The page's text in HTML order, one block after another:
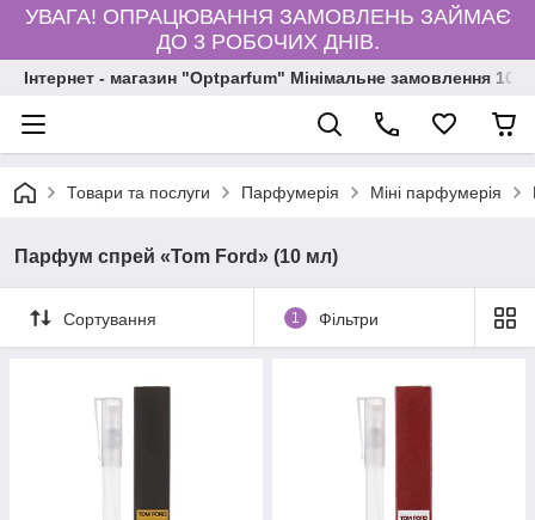
УВАГА! ОПРАЦЮВАННЯ ЗАМОВЛЕНЬ ЗАЙМАЄ
ДО 3 РОБОЧИХ ДНІВ.
Інтернет - магазин "Optparfum" Мінімальне замовлення
Товари та послуги Парфумерія Міні парфумерія
Парфум спрей «Tom Ford» (10 мл)
Сортування 1 Фільтри